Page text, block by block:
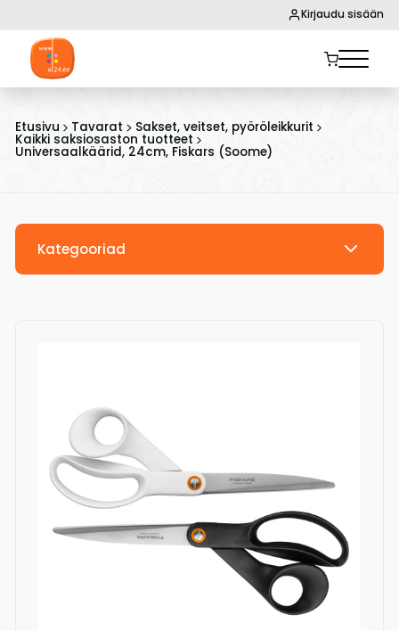
Kirjaudu sisään
Etusivu Tavarat Sakset, veitset, pyöröleikkurit
Kaikki saksiosaston tuotteet
Universaalkäärid, 24cm, Fiskars (Soome)
Kategooriad